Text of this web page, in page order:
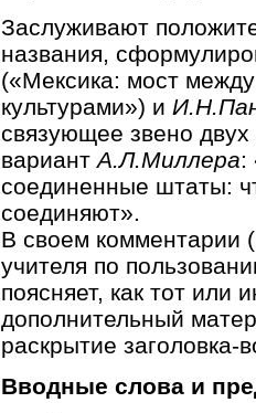
Заслуживают
названия,
(«Мексика: мост
культурами») и
связующее звено
вариантА.Л.Миллера:
соединенные штаты:
соединяют».
В своем комментарии
учителя по
поясняет, как тот или
дополнительный
раскрытие заголовка-
Вводные слова и